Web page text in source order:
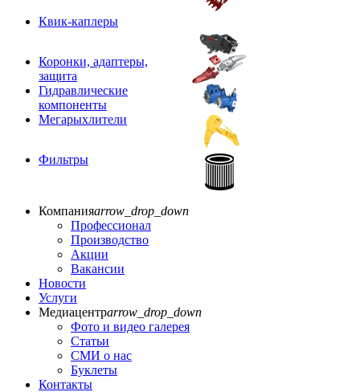
Квик-каплеры
Коронки, адаптеры,
защита
Гидравлические
компоненты
Мегарыхлители
Фильтры
Компанияarrow_drop_down
Профессионал
Производство
Акции
Вакансии
Новости
Услуги
Медиацентрarrow_drop_down
Фото и видео галерея
Статьи
СМИ о нас
Буклеты
Контакты